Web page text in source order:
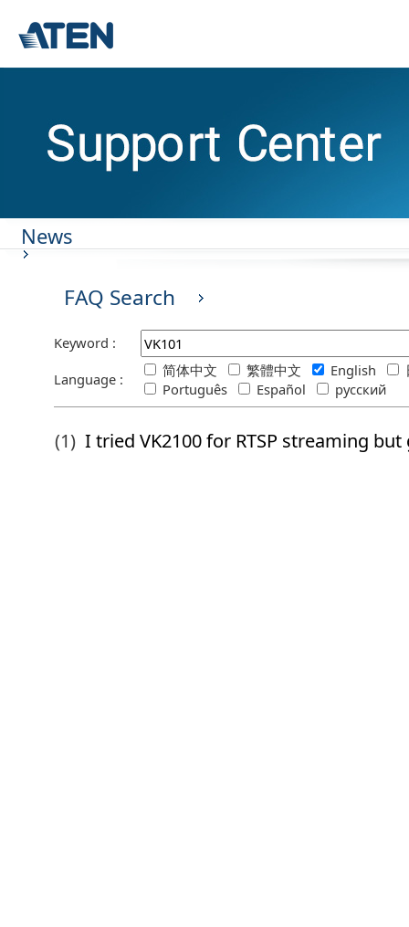
News
FAQ Search
Keyword :
Language :
简体中文 繁體中文 English
Português
Español русский